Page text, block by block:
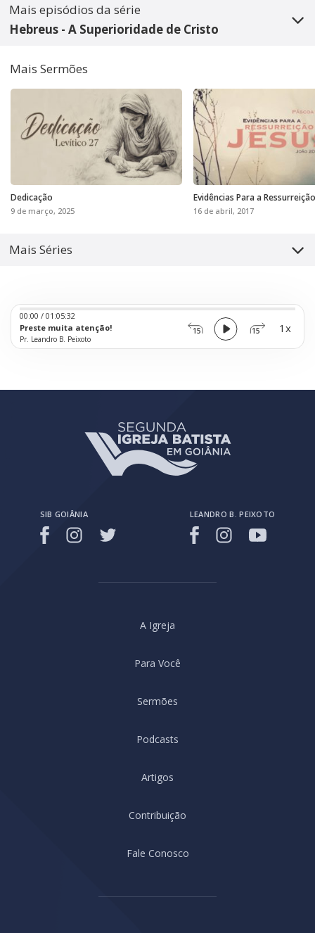
Mais episódios da série
Hebreus - A Superioridade de Cristo
Mais Sermões
Dedicação
9 de março, 2025
Evidências Para a
16 de abril, 2017
Mais Séries
Preste muita atenção!
Pr. Leandro B. Peixoto
Audio
Player
15 15
00:00 / 01:05:32
1x
SIB GOIÂNIA LEANDRO B. PEIXOTO
A Igreja
Para Você
Sermões
Podcasts
Artigos
Contribuição
Fale Conosco